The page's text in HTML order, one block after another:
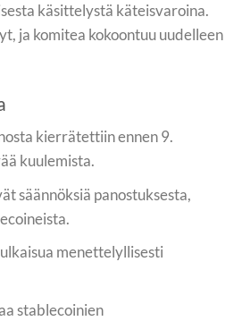
käsittelystä käteisvaroina.
ja komitea kokoontuu uudelleen
kierrätettiin ennen 9.
kuulemista.
säännöksiä panostuksesta,
menettelyllisesti
stablecoinien